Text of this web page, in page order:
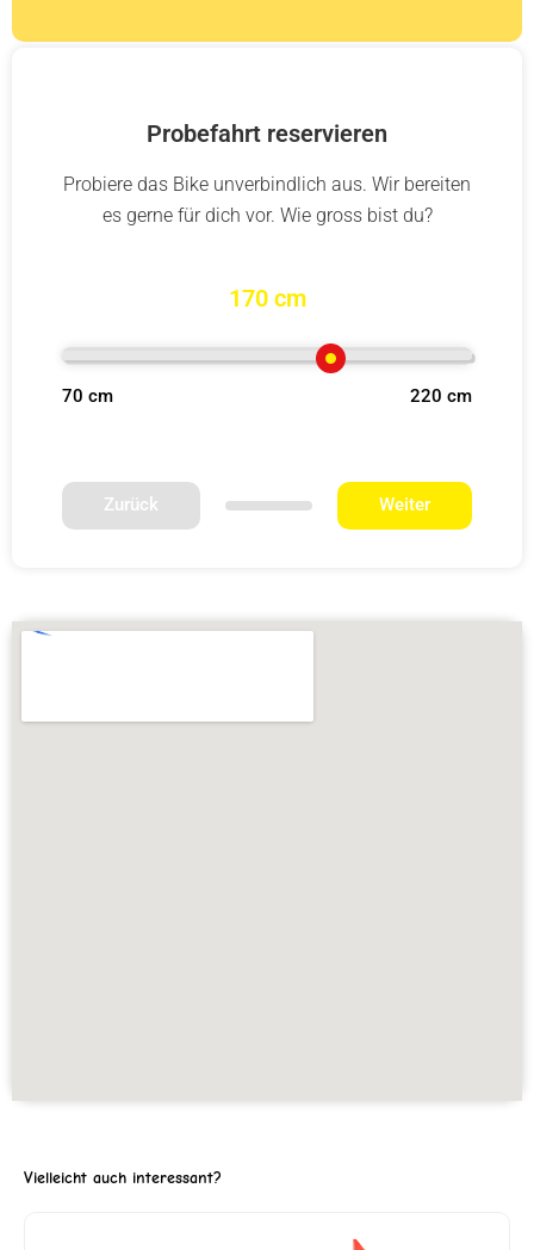
Probefahrt reservieren
Probiere das Bike unverbindlich aus. Wir bereiten
es gerne für dich vor. Wie gross bist du?
170 cm
70 cm 220 cm
Zurück Weiter
Vielleicht auch interessant?